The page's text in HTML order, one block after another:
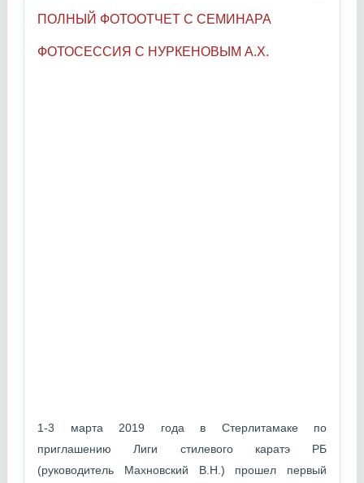
ПОЛНЫЙ ФОТООТЧЕТ С СЕМИНАРА
ФОТОСЕССИЯ С НУРКЕНОВЫМ А.Х.
1-3 марта 2019 года в Стерлитамаке по
приглашению Лиги стилевого каратэ РБ
(руководитель Махновский В.Н.) прошел первый